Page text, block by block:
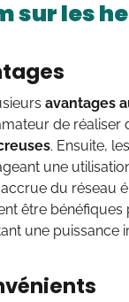
sur les
avantages
de réaliser
. Ensuite,
une
du réseau
être bénéfiques
une puissance